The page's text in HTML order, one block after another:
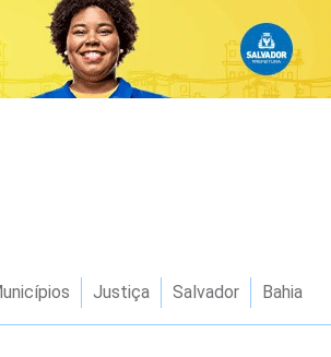
Justiça Salvador Bahia